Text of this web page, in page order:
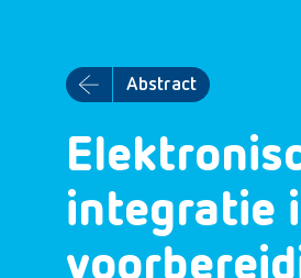
Abstract
integratie